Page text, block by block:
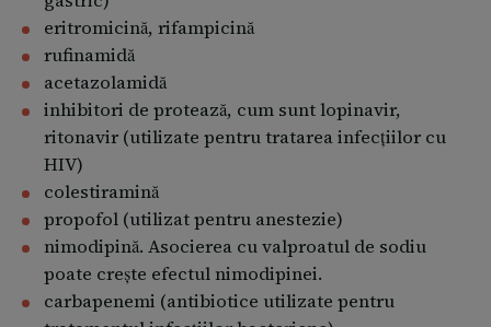
dumneavoastră.
dacă aveţi diabet zaharat şi vi s-a recomandat
efectuarea unor teste de determinare a corpilor
cetonici în urină, medicul dumneavoastră va avea
în vedere că Depakine Chrono poate determina
rezultate fals pozitive.
similar altor medicamente antiepileptice, în
timpul administrării acestui medicament,
convulsiile se pot agrava sau pot apărea mai des.
Dacă se întâmplă aşa, adresaţi-vă imediat
medicului dumneavoastră.
au fost raportate reacții cutanate grave, inclusiv
eritromicină, rifampicină
rufinamidă
acetazolamidă
inhibitori de protează, cum sunt lopinavir,
ritonavir (utilizate pentru tratarea infecţiilor cu
HIV)
colestiramină
propofol (utilizat pentru anestezie)
nimodipină. Asocierea cu valproatul de sodiu
poate creşte efectul nimodipinei.
carbapenemi (antibiotice utilizate pentru